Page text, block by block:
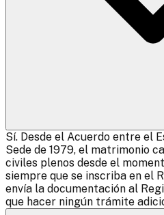
Sí. Desde el Acuerdo entre el
Sede de 1979, el matrimonio
civiles plenos desde el
siempre que se inscriba en el
envía la documentación al
que hacer ningún trámite